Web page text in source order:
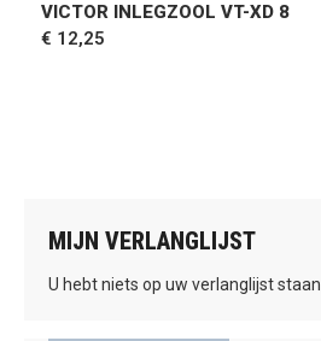
VICTOR INLEGZOOL VT-XD 8
€ 12,25
MIJN VERLANGLIJST
U hebt niets op uw verlanglijst staan.